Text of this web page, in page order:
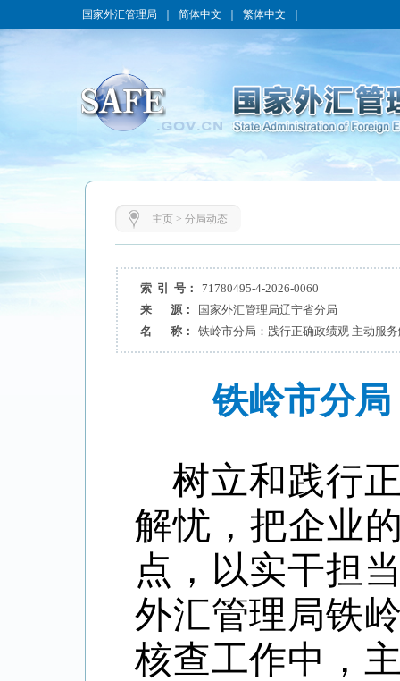
国家外汇管理局 简体中文 繁体中文
主页> 分局动态
索 引 号：
71780495-4-2026-0060
来 源：
国家外汇管理局辽宁省分局
名 称：
铁岭市分局：践行正确政绩观 主动服
铁岭市分
树立和践行
解忧，把企业
点，以实干担
外汇管理局铁
核查工作中，